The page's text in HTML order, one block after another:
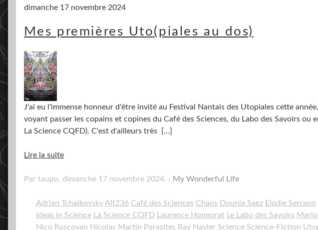
dimanche 17 novembre 2024
Mes premières Uto(piales au dos)
J'ai eu l'immense honneur d'être invité au Festival Nantais des Utopiales cette
voyant passer les copains et copines du Café des Sciences, du Labo des Savoirs ou
La Science CQFD). C'est d'ailleurs très
[…]
Lire la suite
Par taupo, dimanche 17 novembre 2024. My Wonderful Life
Adrian Tchaikovsky Alt236 Café des Sciences Chaos Dounia Saez Elodie Serrano
Ideas in Science
La Science CQFD Laurence Honnorat Le Labo des Savoirs
Nico Rascovan Nicolas Martin Parasites Ray Nayler Science Science-Fiction